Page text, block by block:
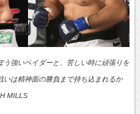
う強いベイダーと、苦しい時に頑張りを
いは精神面の勝負まで持ち込まれるか
MILLS